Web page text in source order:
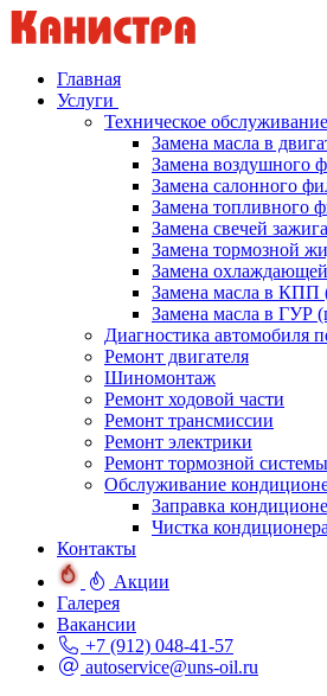
Главная
Услуги
Техническое обслуживание
Замена масла в
Замена воздушного
Замена салонного
Замена топливного
Замена свечей
Замена тормозной
Замена
Замена масла в
Замена масла в ГУР
Диагностика автомобиля
Ремонт двигателя
Шиномонтаж
Ремонт ходовой части
Ремонт трансмиссии
Ремонт электрики
Ремонт тормозной системы
Обслуживание
Заправка
Чистка кондиционера
Контакты
Акции
Галерея
Вакансии
+7 (912) 048-41-57
autoservice@uns-oil.ru